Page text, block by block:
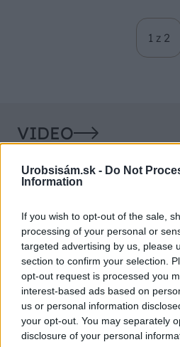
Urobsisám.sk - Do Not
Information
If you wish to opt-out of the sale,
processing of your personal or
targeted advertising by us, please
section to confirm your selection.
opt-out request is processed you
interest-based ads based on
us or personal information
your opt-out. You may separately
disclosure of your personal
1 z 2
VIDEO
Chcete dominantu
ktorá pritiahne pohľady?
Vyrobte si takéto masívne